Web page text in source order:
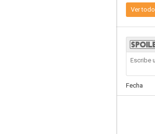
Ver todo
Fecha